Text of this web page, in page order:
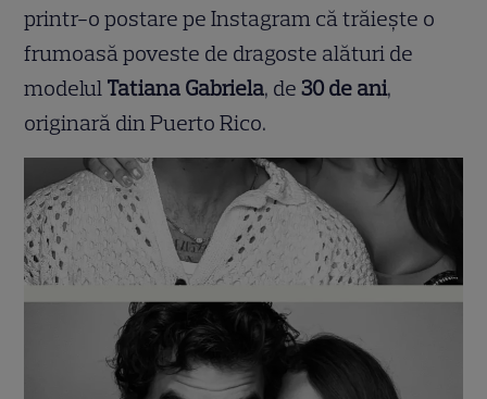
printr-o postare pe Instagram că trăiește o
frumoasă poveste de dragoste alături de
modelul Tatiana Gabriela, de30 de ani,
originară din Puerto Rico.